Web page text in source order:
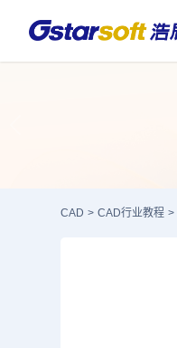
CAD > CAD行业教程 >